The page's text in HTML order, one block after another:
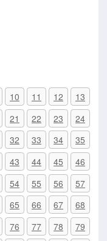
10 11 12
13
21 22 23
24
32 33 34
35
43 44 45
46
54 55 56
57
65 66 67
68
76 77 78
79